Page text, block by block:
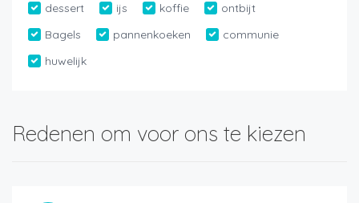
dessert ijs koffie
ontbijt
Bagels
pannenkoeken
communie
huwelijk
Redenen om voor ons te kiezen